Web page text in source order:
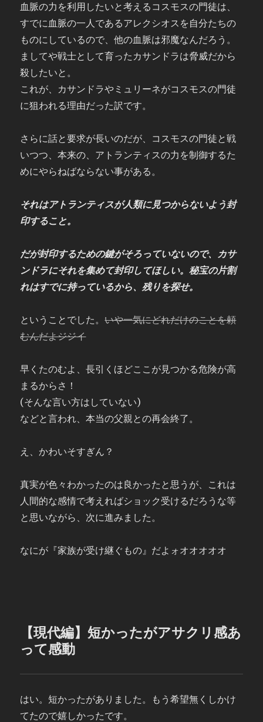
血脈の力を利用したいと考えるコスモスの門徒は、
すでに血脈の一人であるアレクシオスを自分たちの
ものにしているので、他の血脈は邪魔なんだろう。
ましてや戦士として育ったカサンドラは脅威だから
殺したいと。
これが、カサンドラやミュリーネがコスモスの門徒
に狙われる理由だった訳です。
さらに話と要求が長いのだが、コスモスの門徒と戦
いつつ、本来の、アトランティスの力を制御するた
めにやらねばならない事がある。
それはアトランティスが人類に見つからないよう封
印すること。
だが封印するための鍵がそろっていないので、カサ
ンドラにそれを集めて封印してほしい。秘宝の片割
れはすでに持っているから、残りを探せ。
ということでした。いや一気にどれだけのことを頼
むんだよジジイ
早くたのむよ、長引くほどここが見つかる危険が高
まるからさ！
(そんな言い方はしていない)
などと言われ、本当の父親との再会終了。
え、かわいそすぎん？
真実が色々わかったのは良かったと思うが、これは
人間的な感情で考えればショック受けるだろうな等
と思いながら、次に進みました。
なにが『家族が受け継ぐもの』だよォオオオオオ
【現代編】短かったがアサクリ感あ
って感動
はい。短かったがありました。もう希望無くしかけ
てたので嬉しかったです。